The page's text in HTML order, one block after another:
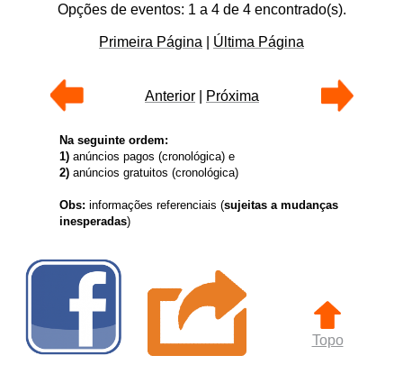
Opções de eventos: 1 a 4 de 4 encontrado(s).
Primeira Página Última Página
Anterior Próxima
Na seguinte ordem:
1) anúncios pagos (cronológica) e
2) anúncios gratuitos (cronológica)
Obs: informações referenciais (sujeitas a mudanças
inesperadas)
Topo